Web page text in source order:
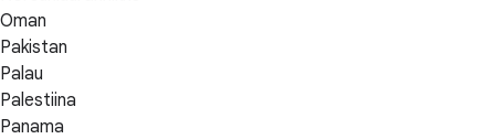
Oman
Pakistan
Palau
Palestiina
Panama